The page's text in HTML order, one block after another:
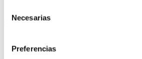
Necesarias
Preferencias
envases
Tapas farmacia